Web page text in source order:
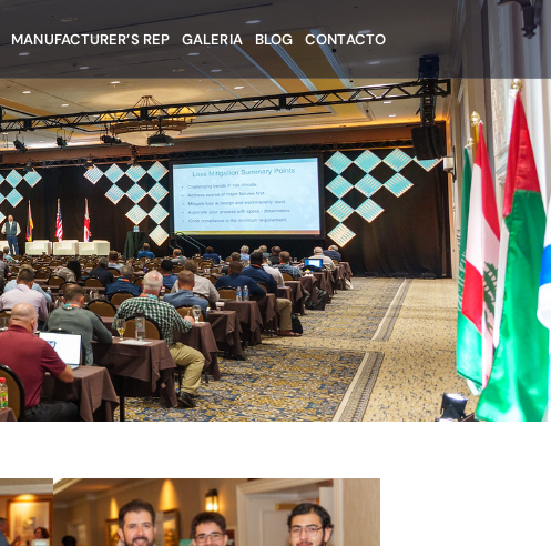
MANUFACTURER’S REP GALERIA BLOG CONTACTO